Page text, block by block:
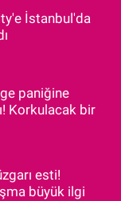
İstanbul'da
paniğine
Korkulacak bir
esti!
büyük ilgi